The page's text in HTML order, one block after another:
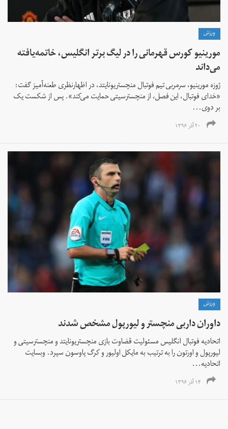
ورزش
مورینیو کورس قهرمانی را در لیگ برتر انگلیس، خاتمه‌یافته
می‌داند
ژوزه مورینیو، سرمربی تیم فوتبال منچستریونایتد، در اظهارنظری طعنه‌آمیز گفت:
«خدای فوتبال، این فصل، از منچسترسیتی حمایت می‌کند». پس از شکست یک
بر دوی...
۲۰ آذر ۱۳۹۶
ورزش
داوران داربی منچستر و لیورپول مشخص شدند
اتحادیه فوتبال انگلیس مسئولیت قضاوت بازی منچستریونایتد و منچسترسیتی و
لیورپول و اورتون را به ترتیب به مایکل اولیور و کرگ پاوسون سپرد. وبسایت
اتحادیه...
۱۴ آذر ۱۳۹۶